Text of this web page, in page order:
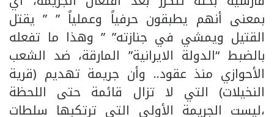
بمعنى أنهم يطبقون حرفياً وعملياً ” ” يقتل
القتيل ويمشي في جنازته” ” وهذا ما تفعله
بالضبط “الدولة الايرانية” المارقة، ضد الشعب
الأحوازي منذ عقود.. وأن جريمة تهديم (قرية
النخيلات) التي لا تزال قائمة حتى اللحظة
،ليست الجريمة الأولى التي ترتكبها سلطات